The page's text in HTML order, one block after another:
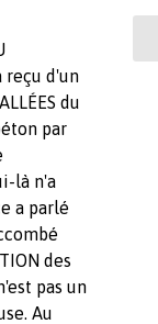
reçu d'un
du
par
là n'a
a parlé
des
pas un
Au